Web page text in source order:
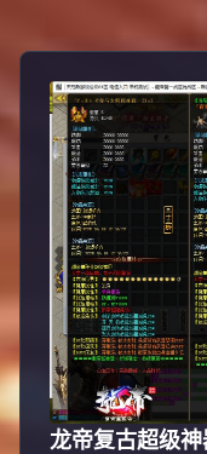
龙帝复古超级